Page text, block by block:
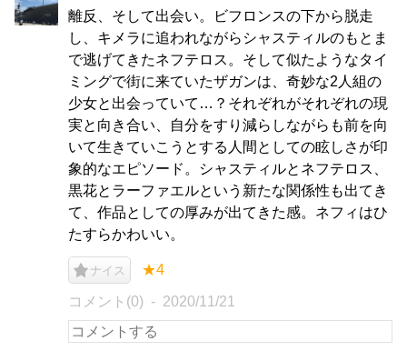
離反、そして出会い。ビフロンスの下から脱走
し、キメラに追われながらシャスティルのもとま
で逃げてきたネフテロス。そして似たようなタイ
ミングで街に来ていたザガンは、奇妙な2人組の
少女と出会っていて…？それぞれがそれぞれの現
実と向き合い、自分をすり減らしながらも前を向
いて生きていこうとする人間としての眩しさが印
象的なエピソード。シャスティルとネフテロス、
黒花とラーファエルという新たな関係性も出てき
て、作品としての厚みが出てきた感。ネフィはひ
たすらかわいい。
ナイス ★4
コメント(0) 2020/11/21